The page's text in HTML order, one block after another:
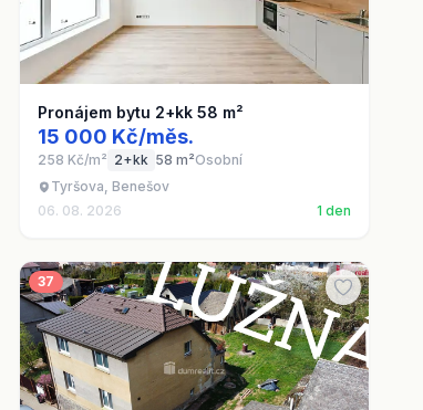
Pronájem bytu 2+kk 58 m²
15 000 Kč/měs.
258 Kč/m² 2+kk 58 m²Osobní
Tyršova, Benešov
06. 08. 2026
1 den
37